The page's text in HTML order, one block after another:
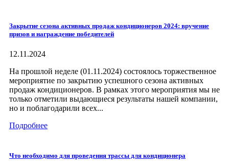
Закрытие сезона активных продаж кондиционеров 2024: вручение
призов и награждение победителей
12.11.2024
На прошлой неделе (01.11.2024) состоялось торжественное
мероприятие по закрытию успешного сезона активных
продаж кондиционеров. В рамках этого мероприятия мы не
только отметили выдающиеся результаты нашей компании,
но и поблагодарили всех...
Подробнее
Что необходимо для проведения трассы для кондиционера